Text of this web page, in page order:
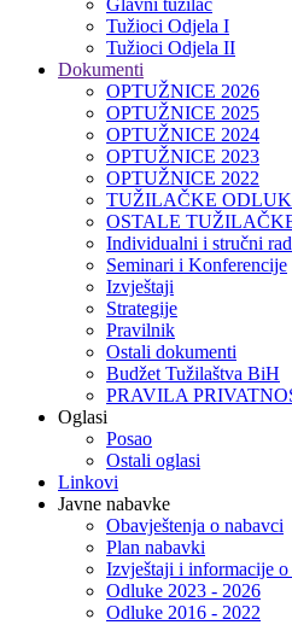
Glavni tužilac
Tužioci Odjela I
Tužioci Odjela II
Dokumenti
OPTUŽNICE 2026
OPTUŽNICE 2025
OPTUŽNICE 2024
OPTUŽNICE 2023
OPTUŽNICE 2022
TUŽILAČKE
OSTALE
Individualni i stručni
Seminari i Konferencije
Izvještaji
Strategije
Pravilnik
Ostali dokumenti
Budžet Tužilaštva BiH
PRAVILA
Oglasi
Posao
Ostali oglasi
Linkovi
Javne nabavke
Obavještenja o nabavci
Plan nabavki
Izvještaji i informacije o
Odluke 2023 - 2026
Odluke 2016 - 2022